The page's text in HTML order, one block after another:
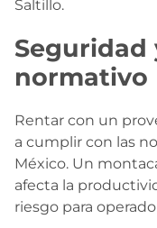
Saltillo.
normativo
Rentar con un
a cumplir con las
México. Un
afecta la
riesgo para